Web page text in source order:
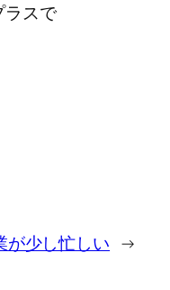
ラスで
が少し忙しい →